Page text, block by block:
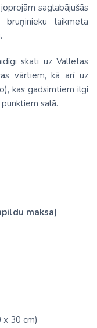
saglabājušās
bruņinieku laikmeta
skati uz Valletas
vārtiem, kā arī uz
kas gadsimtiem ilgi
salā.
maksa)
х 30 cm)